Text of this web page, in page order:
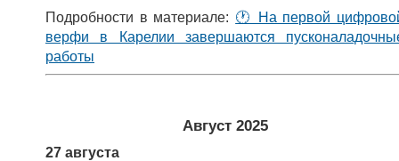
Подробности в материале: 🕐 На первой
верфи в Карелии завершаются
работы
Август 2025
27 августа